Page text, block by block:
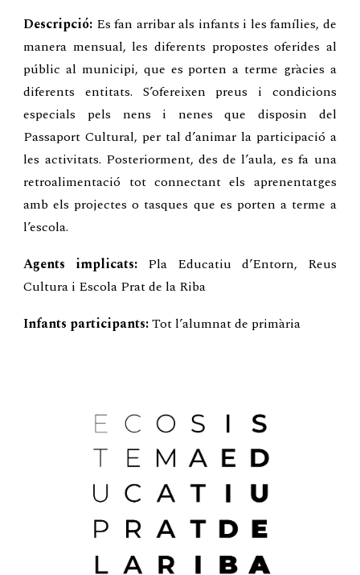
Descripció: Es fan arribar als infants i les famílies, de
manera mensual, les diferents propostes oferides al
públic al municipi, que es porten a terme gràcies a
diferents entitats. S’ofereixen preus i condicions
especials pels nens i nenes que disposin del
Passaport Cultural, per tal d’animar la participació a
les activitats. Posteriorment, des de l’aula, es fa una
retroalimentació tot connectant els aprenentatges
amb els projectes o tasques que es porten a terme a
l’escola.
Agents implicats: Pla Educatiu d’Entorn, Reus
Cultura i Escola Prat de la Riba
Infants participants:Tot l’alumnat de primària